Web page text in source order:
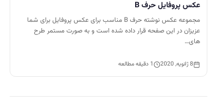
عکس پروفایل حرف B
مجموعه عکس نوشته حرف B مناسب برای عکس پروفایل برای شما
عزیزان در این صفحه قرار داده شده است و به صورت مستمر طرح
های…
8 ژانویه, 2020 1 دقیقه مطالعه